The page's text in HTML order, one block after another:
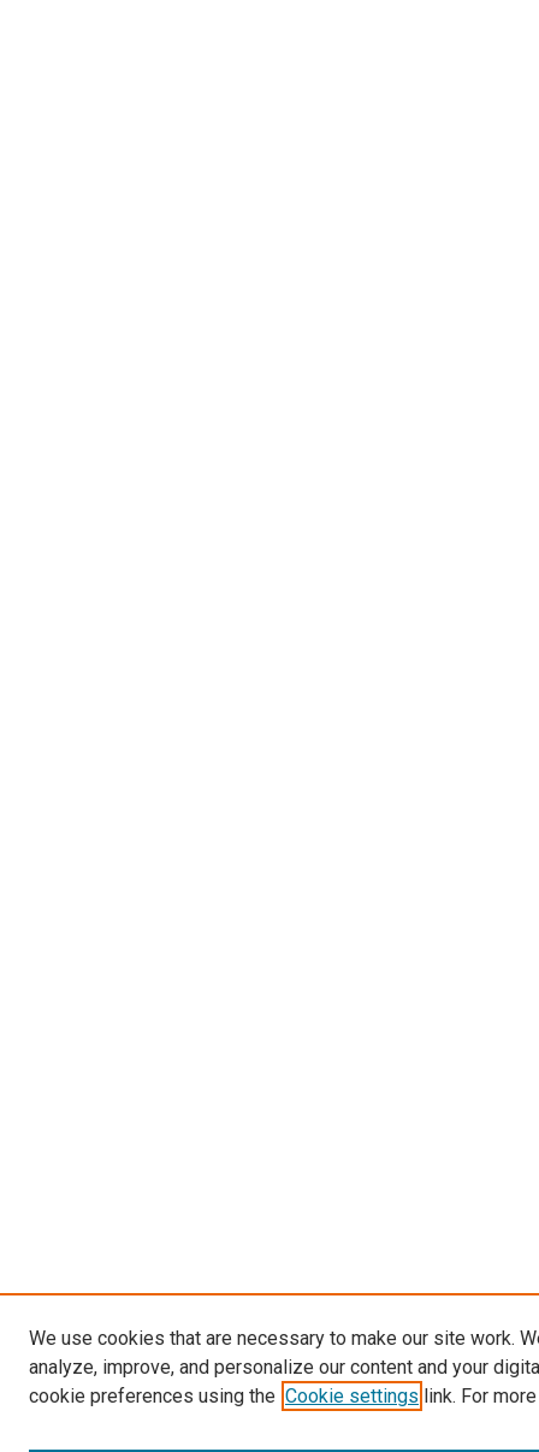
We use cookies that are necessary to make our site work.
analyze, improve, and personalize our content and your
cookie preferences using the Cookie settings link. For